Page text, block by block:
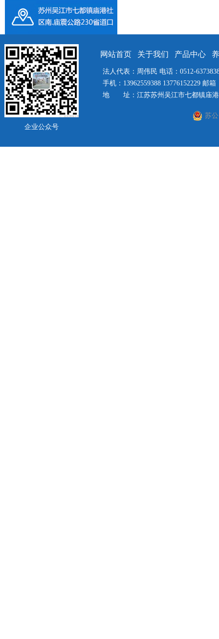
网站首页 关于我们 产品中心
法人代表：周伟民 电话：0512-
手机：13962559388 13776152229 邮
地 址：江苏苏州吴江市七都镇庙港
苏
企业公众号